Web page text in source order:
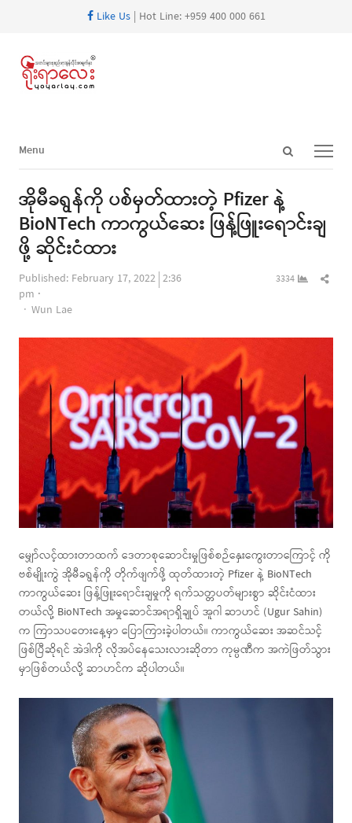
Like Us| Hot Line: +959 400 000 661
Open
Menu
Menu
အိုမီခရွန်ကို ပစ်မှတ်ထားတဲ့ Pfizer နဲ့
BioNTech ကာကွယ်ဆေး ဖြန့်ဖြူးရောင်းချ
ဖို့ ဆိုင်းငံထား
Published: February 17, 2022 2:36
pm
Author
Wun Lae
3334
မျှော်လင့်ထားတာထက် ဒေတာစုဆောင်းမှုဖြစ်စဉ်နှေးကွေးတာကြောင့် ကို
ဗစ်မျိုးကွဲ အိုမီခရွန်ကို တိုက်ဖျက်ဖို့ ထုတ်ထားတဲ့ Pfizer နဲ့ BioNTech
ကာကွယ်ဆေး ဖြန့်ဖြူးရောင်းချမှုကို ရက်သတ္တပတ်များစွာ ဆိုင်းငံထား
တယ်လို့ BioNTech အမှုဆောင်အရာရှိချုပ် အူဂါ ဆာဟင် (Ugur Sahin)
က ကြာသပတေးနေ့မှာ ပြောကြားခဲ့ပါတယ်။ ကာကွယ်ဆေး အဆင်သင့်
ဖြစ်ပြီဆိုရင် အဲဒါကို လိုအပ်နေသေးလားဆိုတာ ကုမ္ပဏီက အကဲဖြတ်သွား
မှာ​ဖြစ်တယ်လို့ ဆာဟင်က ဆိုပါတယ်။